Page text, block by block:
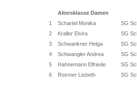
Altersklasse Damen
1
Schartel Monika
SG
2
Kraller Elvira
SG
3
Schwankner Helga
SG
4
Schwangler Andrea
SG
5
Hahnemann Elfriede
SG
6
Rosmer Lisbeth SG